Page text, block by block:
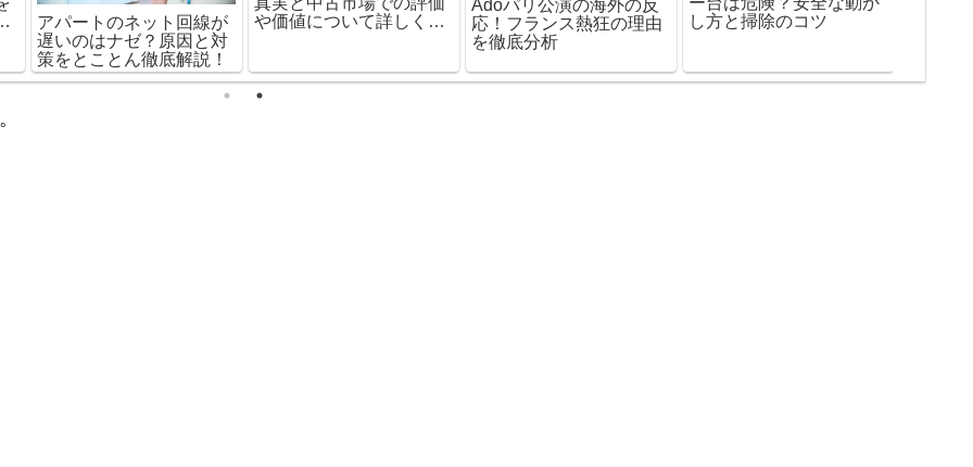
アパートのネット回線が
遅いのはナゼ？原因と対
策をとことん徹底解説！
や価値について詳しく解
Adoパリ公演の海外の反
応！フランス熱狂の理由
を徹底分析
し方と掃除のコツ